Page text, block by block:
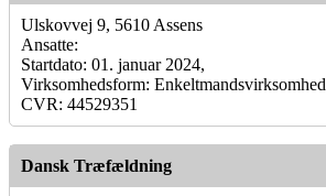
Ulskovvej 9, 5610 Assens
Ansatte:
Startdato: 01. januar 2024,
Virksomhedsform: Enkeltmandsvirksomhed
CVR: 44529351
Dansk Træfældning